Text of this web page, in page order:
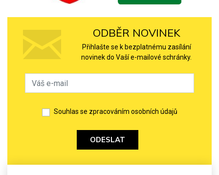
ODBĚR NOVINEK
Přihlašte se k bezplatnému zasílání
novinek do Vaší e-mailové schránky.
Souhlas se zpracováním osobních údajů
ODESLAT